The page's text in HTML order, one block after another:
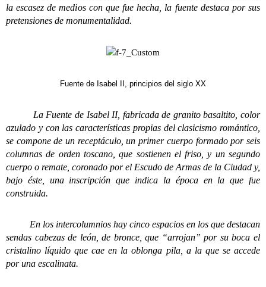
la escasez de medios con que fue hecha, la fuente destaca por sus
pretensiones de monumentalidad.
Fuente de Isabel II, principios del siglo XX
La Fuente de Isabel II, fabricada de granito basaltito, color
azulado y con las características propias del clasicismo romántico,
se compone de un receptáculo, un primer cuerpo formado por seis
columnas de orden toscano, que sostienen el friso, y un segundo
cuerpo o remate, coronado por el Escudo de Armas de la Ciudad y,
bajo éste, una inscripción que indica la época en la que fue
construida.
En los intercolumnios hay cinco espacios en los que destacan
sendas cabezas de león, de bronce, que “arrojan” por su boca el
cristalino líquido que cae en la oblonga pila, a la que se accede
por una escalinata.